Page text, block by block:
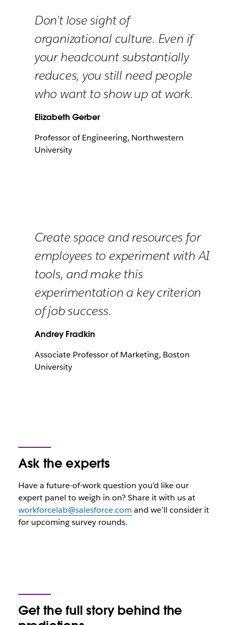
Don’t lose sight of
organizational culture. Even if
your headcount substantially
reduces, you still need people
who want to show up at work.
Elizabeth Gerber
Professor of Engineering, Northwestern
University
Create space and resources for
employees to experiment with AI
tools, and make this
experimentation a key criterion
of job success.
Andrey Fradkin
Associate Professor of Marketing, Boston
University
Ask the experts
Have a future-of-work question you’d like our
expert panel to weigh in on? Share it with us at
workforcelab@salesforce.com and we’ll consider it
for upcoming survey rounds.
Get the full story behind the